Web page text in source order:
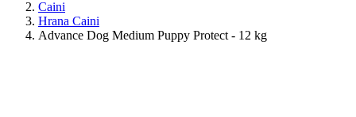
Caini
Hrana Caini
Advance Dog Medium Puppy Protect - 12 kg